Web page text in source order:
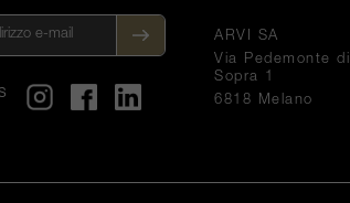
ARVI SA
Via Pedemonte di
Sopra 1
6818 Melano